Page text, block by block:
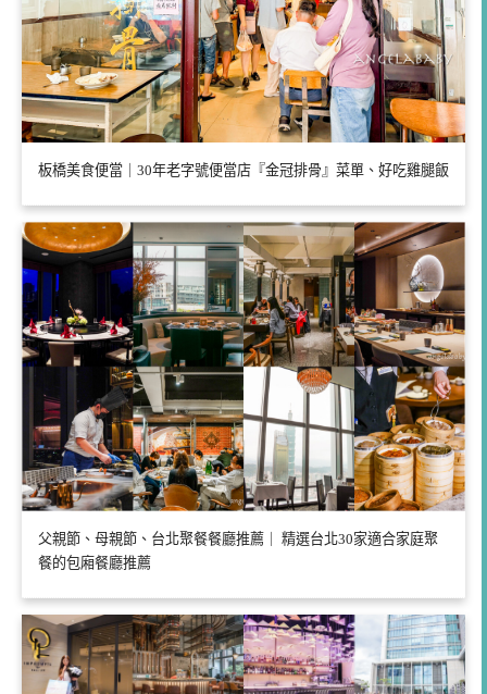
板橋美食便當｜30年老字號便當店『金冠排骨』菜單、好吃雞腿飯
父親節、母親節、台北聚餐餐廳推薦｜ 精選台北30家適合家庭聚
餐的包廂餐廳推薦